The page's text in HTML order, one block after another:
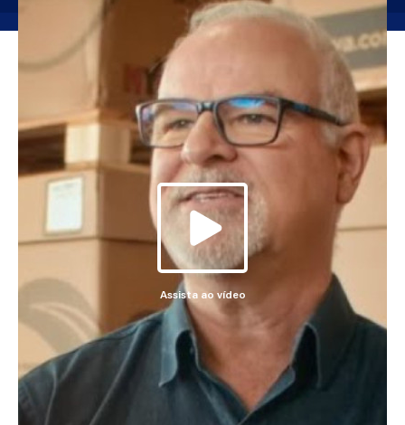
Assista ao vídeo